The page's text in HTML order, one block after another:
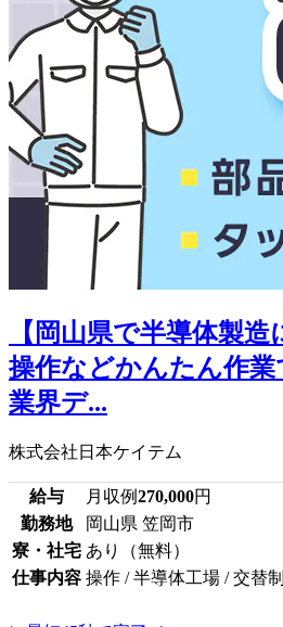
【岡山県で半導体製
操作などかんたん作
業界デ...
株式会社日本ケイテム
給与 月収例270,000円
勤務地
岡山県 笠岡市
寮・社宅 あり（無料）
仕事内容 操作 / 半導体工場 / 交替制